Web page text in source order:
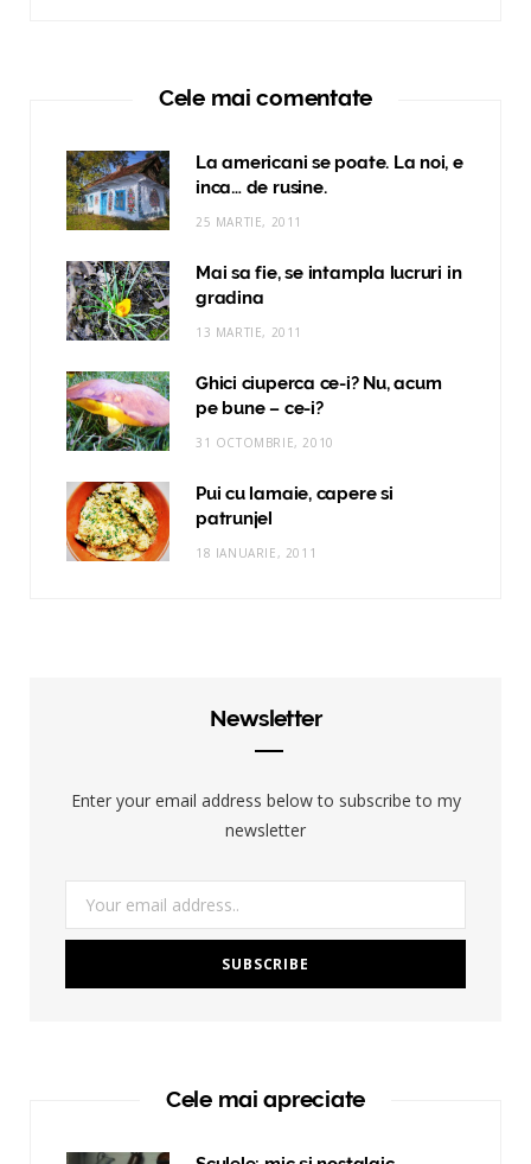
Cele mai comentate
La americani se poate. La noi, e
inca… de rusine.
25 MARTIE, 2011
Mai sa fie, se intampla lucruri in
gradina
13 MARTIE, 2011
Ghici ciuperca ce-i? Nu, acum
pe bune – ce-i?
31 OCTOMBRIE, 2010
Pui cu lamaie, capere si
patrunjel
18 IANUARIE, 2011
Newsletter
Enter your email address below to subscribe to my
newsletter
Cele mai apreciate